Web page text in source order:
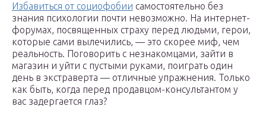
Избавиться от социофобии самостоятельно без
знания психологии почти невозможно. На интернет-
форумах, посвященных страху перед людьми, герои,
которые сами вылечились, — это скорее миф, чем
реальность. Поговорить с незнакомцами, зайти в
магазин и уйти с пустыми руками, поиграть один
день в экстраверта — отличные упражнения. Только
как быть, когда перед продавцом-консультантом у
вас задергается глаз?